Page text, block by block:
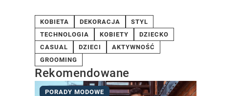
KOBIETA DEKORACJA
STYL
TECHNOLOGIA
KOBIETY
DZIECKO
CASUAL
DZIECI
AKTYWNOŚĆ
GROOMING
Rekomendowane
PORADY MODOWE